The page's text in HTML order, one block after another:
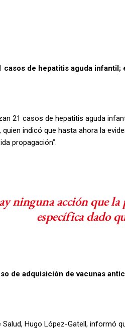
casos de hepatitis aguda
21 casos de hepatitis aguda
quien indicó que hasta ahora la
propagación”.
ninguna acción que
específica dado
de adquisición de vacunas
Salud, Hugo López-Gatell, informó